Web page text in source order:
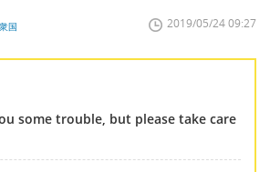
国 2019/05/24 09:27
some trouble, but please take care